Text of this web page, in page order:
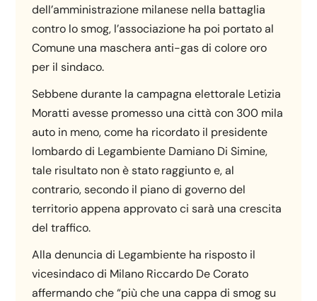
dell’amministrazione milanese nella battaglia
contro lo smog, l’associazione ha poi portato al
Comune una maschera anti-gas di colore oro
per il sindaco.
Sebbene durante la campagna elettorale Letizia
Moratti avesse promesso una città con 300 mila
auto in meno, come ha ricordato il presidente
lombardo di Legambiente Damiano Di Simine,
tale risultato non è stato raggiunto e, al
contrario, secondo il piano di governo del
territorio appena approvato ci sarà una crescita
del traffico.
Alla denuncia di Legambiente ha risposto il
vicesindaco di Milano Riccardo De Corato
affermando che “più che una cappa di smog su